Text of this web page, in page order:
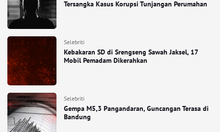
Tersangka Kasus Korupsi Tunjangan Perumahan
Selebriti
Kebakaran SD di Srengseng Sawah Jaksel, 17
Mobil Pemadam Dikerahkan
Selebriti
Gempa M5,3 Pangandaran, Guncangan Terasa di
Bandung